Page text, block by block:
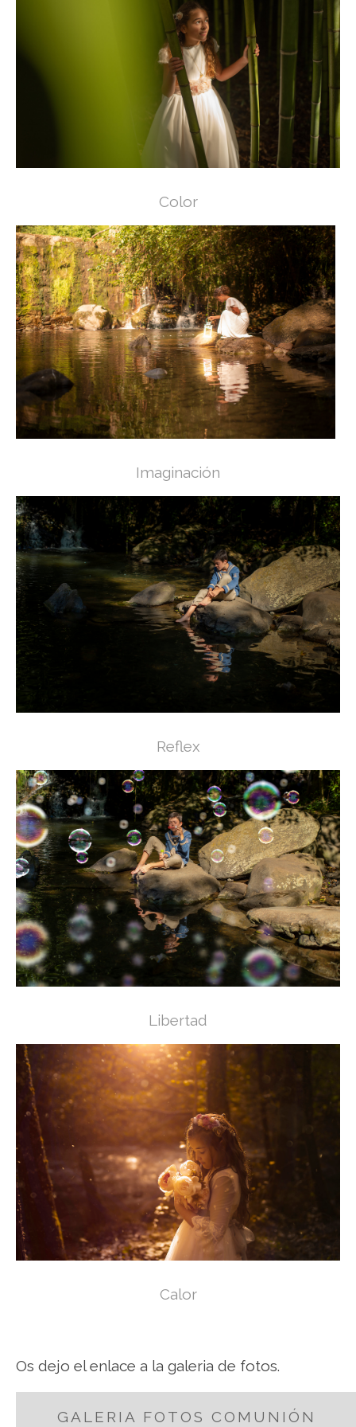
Color
Imaginación
Reflex
Libertad
Calor
Os dejo el enlace a la galeria de fotos.
GALERIA FOTOS COMUNIÓN